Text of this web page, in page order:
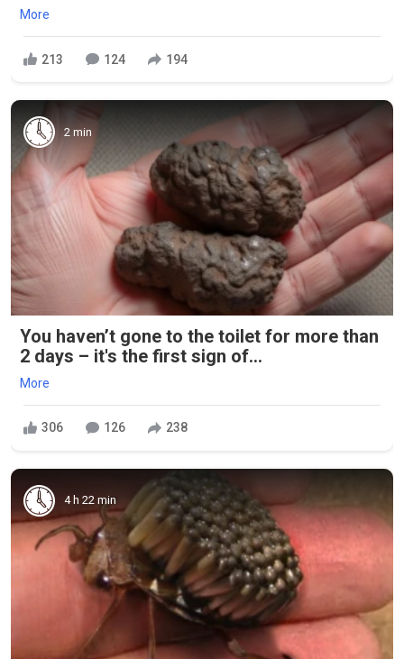
More
213 124 194
2 min
You haven’t gone to the toilet for more than
2 days – it's the first sign of...
More
306 126 238
4 h 22 min